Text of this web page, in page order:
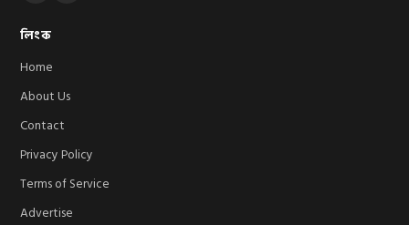
লিংক
Home
About Us
Contact
Privacy Policy
Terms of Service
Advertise